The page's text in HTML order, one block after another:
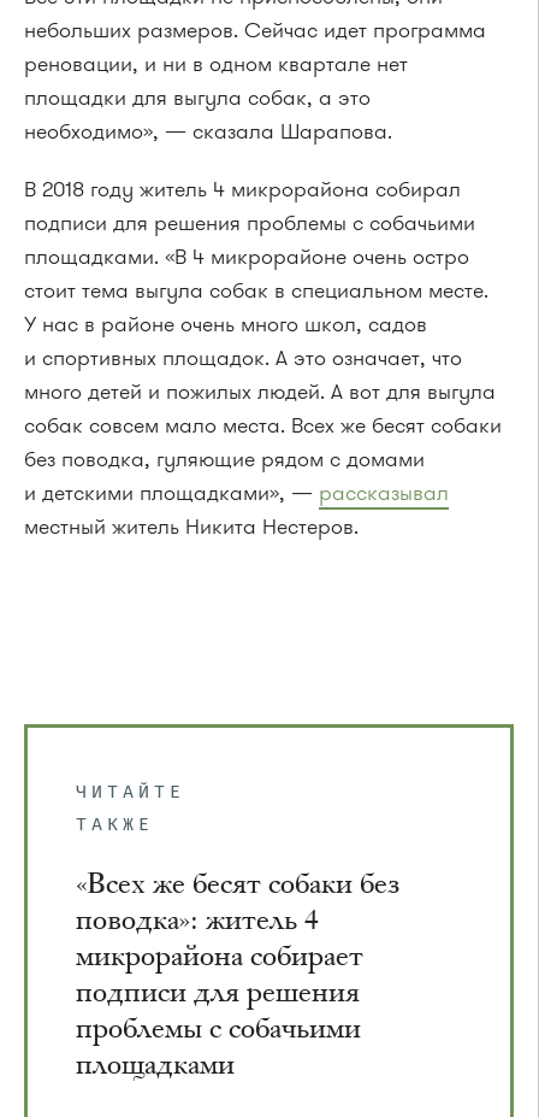
небольших размеров. Сейчас идет программа
реновации, и ни в одном квартале нет
площадки для выгула собак, а это
необходимо», — сказала Шарапова.
В 2018 году житель 4 микрорайона собирал
подписи для решения проблемы с собачьими
площадками. «В 4 микрорайоне очень остро
стоит тема выгула собак в специальном месте.
У нас в районе очень много школ, садов
и спортивных площадок. А это означает, что
много детей и пожилых людей. А вот для выгула
собак совсем мало места. Всех же бесят собаки
без поводка, гуляющие рядом с домами
и детскими площадками», — рассказывал
местный житель Никита Нестеров.
ЧИТАЙТЕ
ТАКЖЕ
«Всех же бесят собаки без
поводка»: житель 4
микрорайона собирает
подписи для решения
проблемы с собачьими
площадками